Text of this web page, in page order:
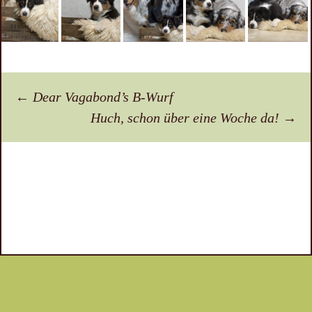
Beitragsnavigation
← Dear Vagabond’s B-Wurf
Huch, schon über eine Woche da! →